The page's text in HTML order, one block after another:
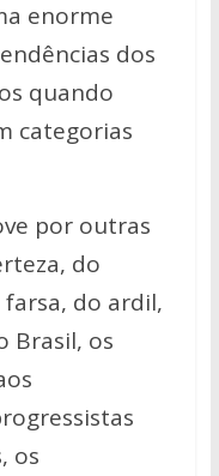
enorme
dos
quando
categorias
por outras
do
do ardil,
Brasil, os
os